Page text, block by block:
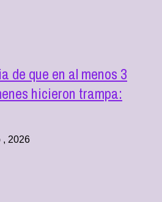
de que en al menos 3
hicieron trampa:
, 2026